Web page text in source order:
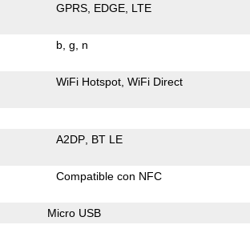
GPRS EDGE LTE
b g n
WiFi Hotspot WiFi Direct
A2DP BT LE
Compatible con NFC
Micro USB